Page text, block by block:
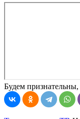
Будем признательны,